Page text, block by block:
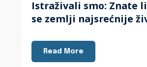
Istraživali smo: Znate
se zemlji najsrećnije
Read More